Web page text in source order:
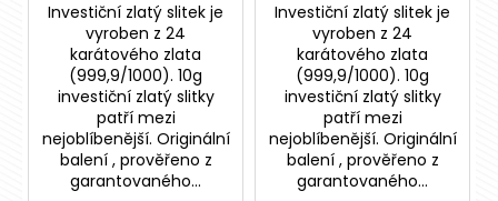
Investiční zlatý slitek je
vyroben z 24
karátového zlata
(999,9/1000). 10g
investiční zlatý slitky
patří mezi
nejoblíbenější. Originální
balení , prověřeno z
garantovaného...
Investiční zlatý slitek je
vyroben z 24
karátového zlata
(999,9/1000). 10g
investiční zlatý slitky
patří mezi
nejoblíbenější. Originální
balení , prověřeno z
garantovaného...